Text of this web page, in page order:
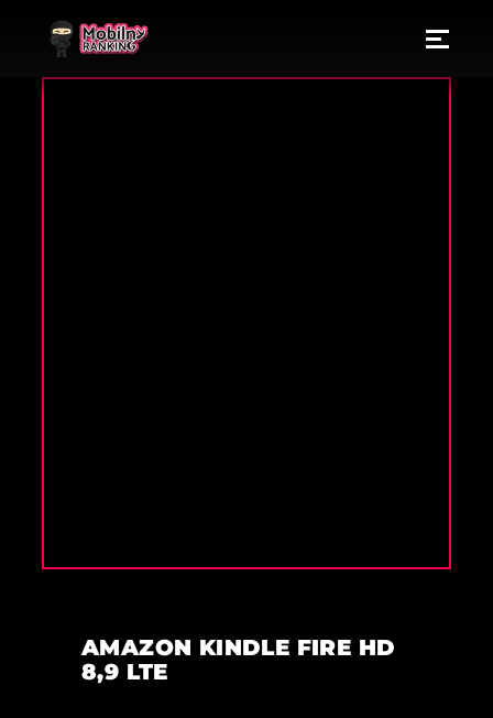
AMAZON KINDLE FIRE HD
8,9 LTE